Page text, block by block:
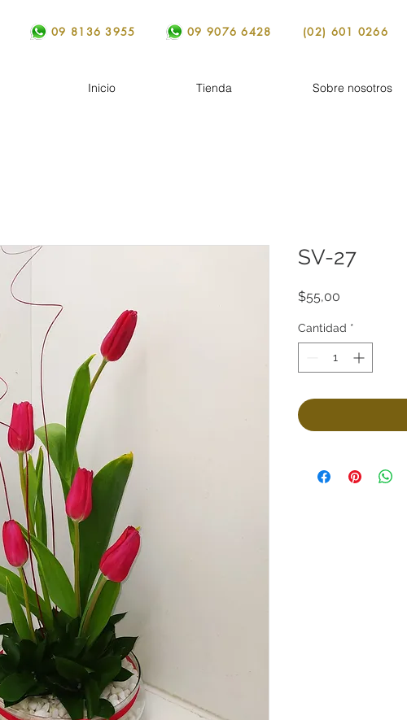
09 8136 3955 09 9076 6428 (02) 601 0266
Inicio Tienda Sobre nosotros
SV-27
$55,00
Cantidad *